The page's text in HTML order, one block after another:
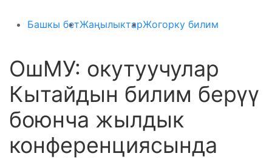
Башкы бетЖаңылыктарЖогорку билим
ОшМУ: окутуучулар
Кытайдын билим берүү
боюнча жылдык
конференциясында